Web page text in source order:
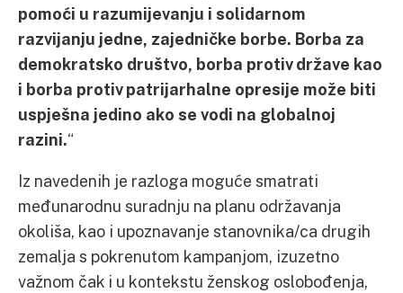
pomoći u razumijevanju i solidarnom
razvijanju jedne, zajedničke borbe. Borba za
demokratsko društvo, borba protiv države kao
i borba protiv patrijarhalne opresije može biti
uspješna jedino ako se vodi na globalnoj
razini.“
Iz navedenih je razloga moguće smatrati
međunarodnu suradnju na planu održavanja
okoliša, kao i upoznavanje stanovnika/ca drugih
zemalja s pokrenutom kampanjom, izuzetno
važnom čak i u kontekstu ženskog oslobođenja,